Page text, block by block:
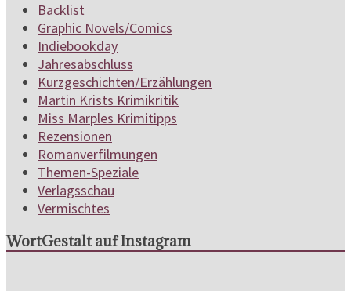
Backlist
Graphic Novels/Comics
Indiebookday
Jahresabschluss
Kurzgeschichten/Erzählungen
Martin Krists Krimikritik
Miss Marples Krimitipps
Rezensionen
Romanverfilmungen
Themen-Speziale
Verlagsschau
Vermischtes
WortGestalt auf Instagram